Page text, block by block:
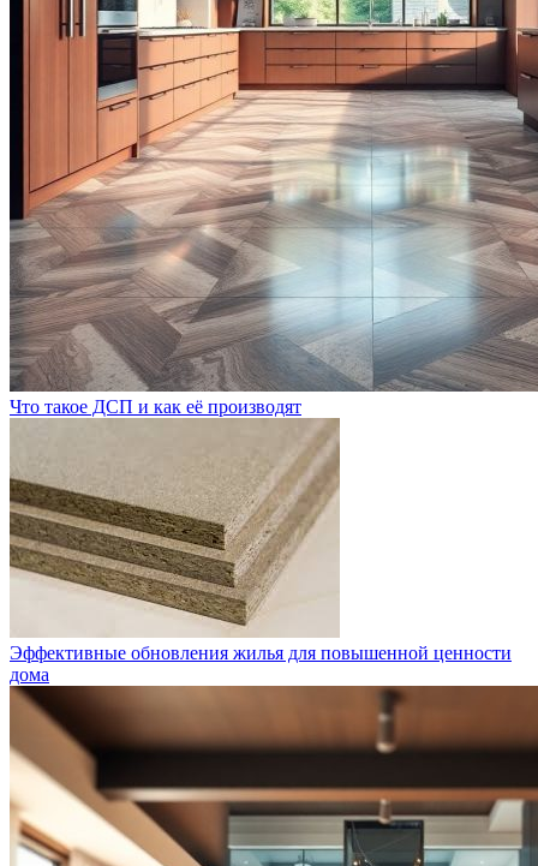
Что такое ДСП и как её производят
Эффективные обновления жилья для повышенной ценности
дома